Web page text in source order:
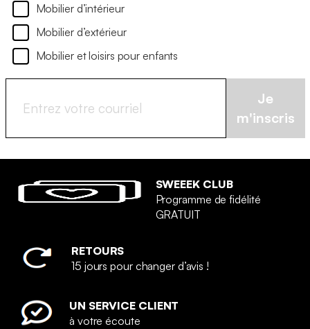
Mobilier d’intérieur
Mobilier d’extérieur
Mobilier et loisirs pour enfants
Je
m'inscris
SWEEEK CLUB
Programme de fidélité
GRATUIT
RETOURS
15 jours pour changer d’avis !
UN SERVICE CLIENT
à votre écoute